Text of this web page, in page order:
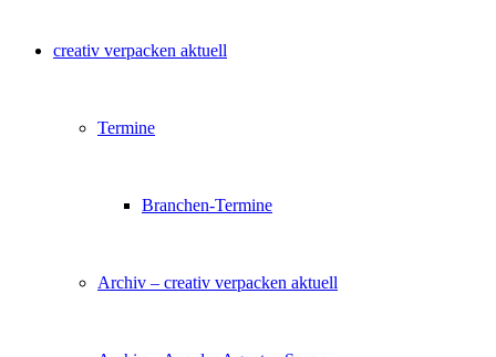
creativ verpacken aktuell
Termine
Branchen-Termine
Archiv – creativ verpacken aktuell